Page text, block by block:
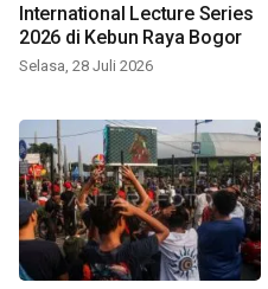
International Lecture Series
2026 di Kebun Raya Bogor
Selasa, 28 Juli 2026